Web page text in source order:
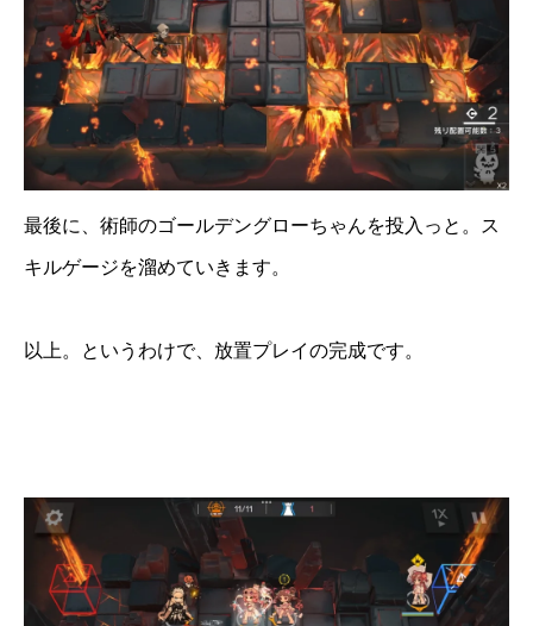
最後に、術師のゴールデングローちゃんを投入っと。ス
キルゲージを溜めていきます。
以上。というわけで、放置プレイの完成です。